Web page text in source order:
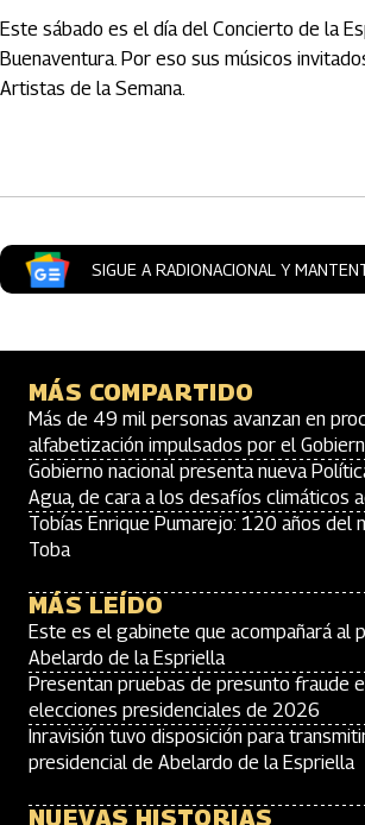
Este sábado es el día del Concierto de la
Buenaventura. Por eso sus músicos
Artistas de la Semana.
SIGUE A RADIONACIONAL Y
MÁS COMPARTIDO
Más de 49 mil personas avanzan en
alfabetización impulsados por el
Gobierno nacional presenta nueva
Agua, de cara a los desafíos climáticos
Tobías Enrique Pumarejo: 120 años del
Toba
MÁS LEÍDO
Este es el gabinete que acompañará al
Abelardo de la Espriella
Presentan pruebas de presunto fraude
elecciones presidenciales de 2026
Inravisión tuvo disposición para
presidencial de Abelardo de la Espriella
NUEVAS HISTORIAS